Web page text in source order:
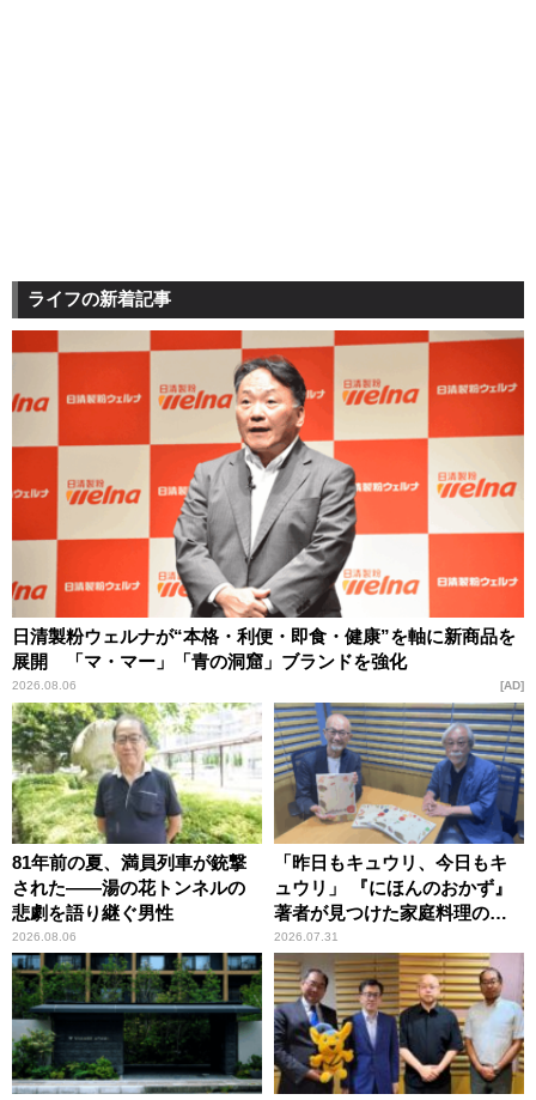
ライフの新着記事
日清製粉ウェルナが“本格・利便・即食・健康”を軸に新商品を
展開 「マ・マー」「青の洞窟」ブランドを強化
2026.08.06 AD
81年前の夏、満員列車が銃撃
された――湯の花トンネルの
悲劇を語り継ぐ男性
2026.08.06
「昨日もキュウリ、今日もキ
ュウリ」 『にほんのおかず』
著者が見つけた家庭料理の知
恵
2026.07.31